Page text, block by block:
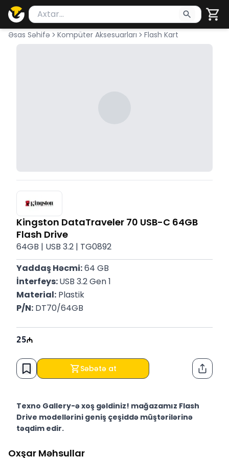
Məhsul axtar
Axtarış üçün ən azı 2 simvol yazın. Göndərmək
Əsas Səhifə Kompüter Aksesuarları Flash Kart
Kingston DataTraveler 70 USB-C 64GB
Flash Drive
64GB | USB 3.2 | TG0892
Yaddaş Həcmi: 64 GB
İnterfeys: USB 3.2 Gen 1
Material: Plastik
P/N: DT70/64GB
25
Səbətə at
Texno Gallery-ə xoş gəldiniz! mağazamız Flash
Drive modellərini geniş çeşiddə müştərilərinə
təqdim edir.
2011-ci ildən etibarən fəaliyyət göstərən multibrend
Oxşar Məhsullar